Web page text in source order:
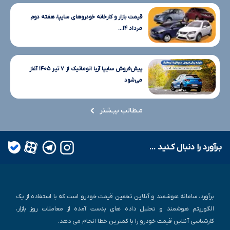
قیمت بازار و کارخانه خودروهای سایپا، هفته دوم
مرداد ۱۴...
پیش‌فروش سایپا آریا اتوماتیک از ۷ تیر ۱۴۰۵ آغاز
می‌شود
مـطالب بیـشتر
بـرآورد را دنبال کـنید ...
برآورد، سامانه هوشمند و آنلاین تخمین قیمت خودرو است که با استفاده از یک
الگوریتم هوشمند و تحلیل داده های بدست آمده از معاملات روز بازار،
کارشناسی آنلاین قیمت خودرو را با کمترین خطا انجام می دهد.